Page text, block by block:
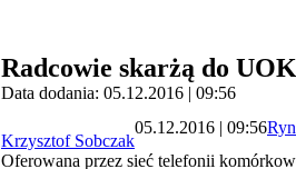
Radcowie skarżą do
Data dodania: 05.12.2016 | 09:56
Krzysztof Sobczak
05.12.2016 | 09:56
Oferowana przez sieć telefonii